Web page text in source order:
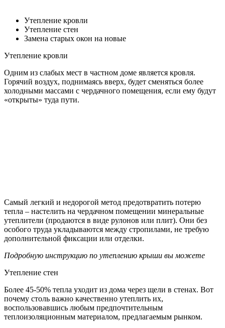
Утепление кровли
Утепление стен
Замена старых окон на новые
Утепление кровли
Одним из слабых мест в частном доме является кровля.
Горячий воздух, поднимаясь вверх, будет сменяться более
холодными массами с чердачного помещения, если ему будут
«открыты» туда пути.
Самый легкий и недорогой метод предотвратить потерю
тепла – настелить на чердачном помещении минеральные
утеплители (продаются в виде рулонов или плит). Они без
особого труда укладываются между стропилами, не требую
дополнительной фиксации или отделки.
Подробную инструкцию по утеплению крыши вы можете
Утепление стен
Более 45-50% тепла уходит из дома через щели в стенах. Вот
почему столь важно качественно утеплить их,
воспользовавшись любым предпочтительным
теплоизоляционным материалом, предлагаемым рынком.